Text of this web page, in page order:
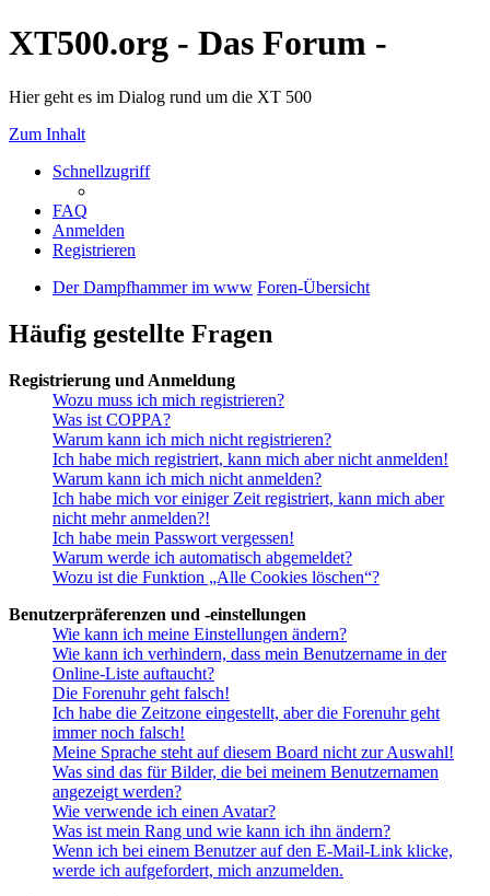
XT500.org - Das Forum -
Hier geht es im Dialog rund um die XT 500
Zum Inhalt
Schnellzugriff
FAQ
Anmelden
Registrieren
Der Dampfhammer im www Foren-Übersicht
Häufig gestellte Fragen
Registrierung und Anmeldung
Wozu muss ich mich registrieren?
Was ist COPPA?
Warum kann ich mich nicht registrieren?
Ich habe mich registriert, kann mich aber nicht anmelden!
Warum kann ich mich nicht anmelden?
Ich habe mich vor einiger Zeit registriert, kann mich aber
nicht mehr anmelden?!
Ich habe mein Passwort vergessen!
Warum werde ich automatisch abgemeldet?
Wozu ist die Funktion „Alle Cookies löschen“?
Benutzerpräferenzen und -einstellungen
Wie kann ich meine Einstellungen ändern?
Wie kann ich verhindern, dass mein Benutzername in der
Online-Liste auftaucht?
Die Forenuhr geht falsch!
Ich habe die Zeitzone eingestellt, aber die Forenuhr geht
immer noch falsch!
Meine Sprache steht auf diesem Board nicht zur Auswahl!
Was sind das für Bilder, die bei meinem Benutzernamen
angezeigt werden?
Wie verwende ich einen Avatar?
Was ist mein Rang und wie kann ich ihn ändern?
Wenn ich bei einem Benutzer auf den E-Mail-Link klicke,
werde ich aufgefordert, mich anzumelden.